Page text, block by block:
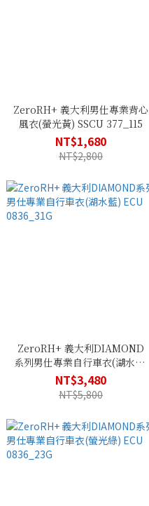
ZeroRH+ 義大利男仕專業背心
風衣(螢光黃) SSCU 377_115
NT$1,680
NT$2,800
ZeroRH+ 義大利DIAMOND
系列男仕專業自行車衣(湖水藍)
ECU 0836_31G
NT$3,480
NT$5,800